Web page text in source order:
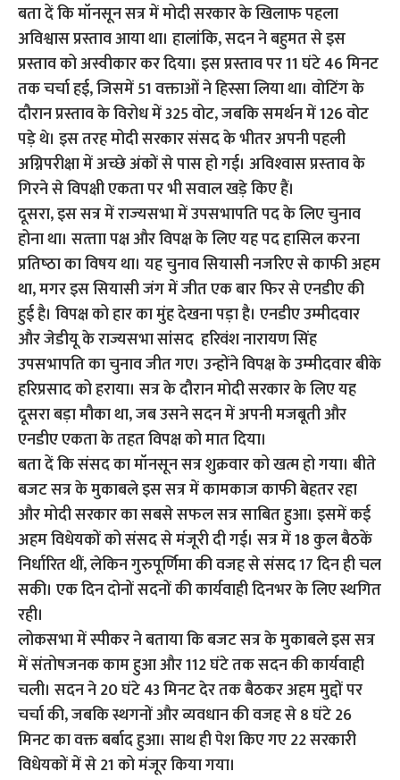
बता दें कि मॉनसून सत्र में मोदी सरकार के खिलाफ पहला
अविश्वास प्रस्ताव आया था। हालांकि, सदन ने बहुमत से इस
प्रस्ताव को अस्वीकार कर दिया। इस प्रस्ताव पर 11 घंटे 46 मिनट
तक चर्चा हई, जिसमें 51 वक्ताओं ने हिस्सा लिया था। वोटिंग के
दौरान प्रस्ताव के विरोध में 325 वोट, जबकि समर्थन में 126 वोट
पड़े थे। इस तरह मोदी सरकार संसद के भीतर अपनी पहली
अग्निपरीक्षा में अच्छे अंकों से पास हो गई। अविश्‍वास प्रस्‍ताव के
गिरने से विपक्षी एकता पर भी सवाल खड़े किए हैं।
दूसरा, इस सत्र में राज्‍यसभा में उपसभापति पद के लिए चुनाव
होना था। सत्‍ताा पक्ष और विपक्ष के लिए यह पद हासिल करना
प्रतिष्‍ठा का विषय था। यह चुनाव सियासी नजरिए से काफी अहम
था, मगर इस सियासी जंग में जीत एक बार फिर से एनडीए की
हुई है। विपक्ष को हार का मुंह देखना पड़ा है। एनडीए उम्मीदवार
और जेडीयू के राज्यसभा सांसद हरिवंश नारायण सिंह
उपसभापति का चुनाव जीत गए। उन्होंने विपक्ष के उम्‍मीदवार बीके
हरिप्रसाद को हराया। सत्र के दौरान मोदी सरकार के लिए यह
दूसरा बड़ा मौका था, जब उसने सदन में अपनी मजबूती और
एनडीए एकता के तहत विपक्ष को मात दिया।
बता दें कि संसद का मॉनसून सत्र शुक्रवार को खत्म हो गया। बीते
बजट सत्र के मुकाबले इस सत्र में कामकाज काफी बेहतर रहा
और मोदी सरकार का सबसे सफल सत्र साबित हुआ। इसमें कई
अहम विधेयकों को संसद से मंजूरी दी गई। सत्र में 18 कुल बैठकें
निर्धारित थीं, लेकिन गुरुपूर्णिमा की वजह से संसद 17 दिन ही चल
सकी। एक दिन दोनों सदनों की कार्यवाही दिनभर के लिए स्थगित
रही।
लोकसभा में स्पीकर ने बताया कि बजट सत्र के मुकाबले इस सत्र
में संतोषजनक काम हुआ और 112 घंटे तक सदन की कार्यवाही
चली। सदन ने 20 घंटे 43 मिनट देर तक बैठकर अहम मुद्दों पर
चर्चा की, जबकि स्थगनों और व्यवधान की वजह से 8 घंटे 26
मिनट का वक्त बर्बाद हुआ। साथ ही पेश किए गए 22 सरकारी
विधेयकों में से 21 को मंजूर किया गया।